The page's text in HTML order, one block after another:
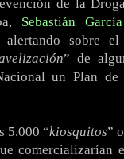
de la
Sebastián
sobre
” de
un Plan
5.000 “kiosquitos”
comercializarían